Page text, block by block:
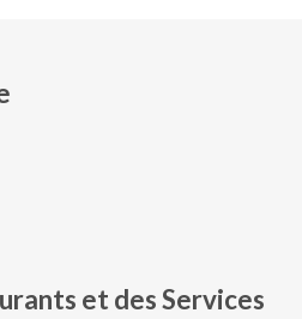
et des Services